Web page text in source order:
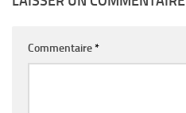
Commentaire*